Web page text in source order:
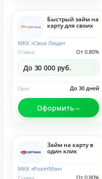
Быстрый займ на
карту для своих
МКК «Свои Люди»
От 0.80%
Ставка
До 30 000 руб.
До 30 дней
Срок
Оформить
Займ на карту в
один клик
МКК «РокетМэн»
От 0.80%
Ставка